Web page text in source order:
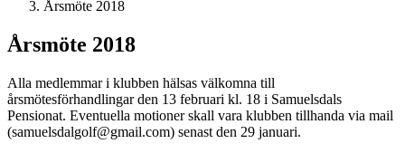
Årsmöte 2018
Årsmöte 2018
Alla medlemmar i klubben hälsas välkomna till
årsmötesförhandlingar den 13 februari kl. 18 i Samuelsdals
Pensionat. Eventuella motioner skall vara klubben tillhanda via mail
(samuelsdalgolf@gmail.com) senast den 29 januari.